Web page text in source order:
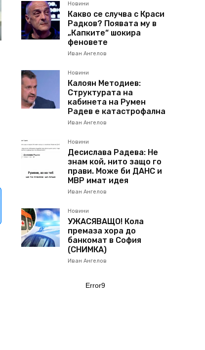
Новини
Какво се случва с Краси
Радков? Появата му в
„Капките“ шокира
феновете
Иван Ангелов
Новини
Калоян Методиев:
Структурата на
кабинета на Румен
Радев е катастрофална
Иван Ангелов
Новини
Десислава Радева: Не
знам кой, нито защо го
прави. Може би ДАНС и
МВР имат идея
Иван Ангелов
Новини
УЖАСЯВАЩО! Кола
премаза хора до
банкомат в София
(СНИМКА)
Иван Ангелов
Error9